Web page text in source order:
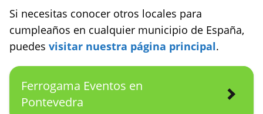
Si necesitas conocer otros locales para
cumpleaños en cualquier municipio de España,
puedes visitar nuestra página principal.
Ferrogama Eventos en
Pontevedra